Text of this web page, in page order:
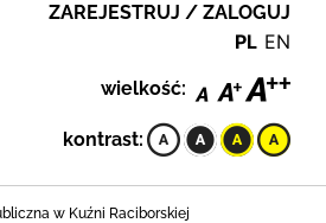
ZAREJESTRUJ / ZALOGUJ
PL EN
wielkość:
kontrast:
w Kuźni Raciborskiej